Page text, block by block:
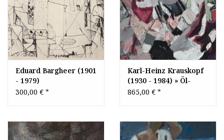
Eduard Bargheer (1901
- 1979)
300,00 € *
Karl-Heinz Krauskopf
(1930 - 1984) » Öl-
Gemälde abstrakter
865,00 € *